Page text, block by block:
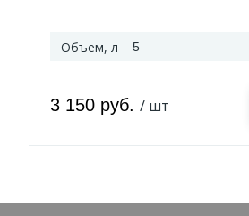
Объем, л 5
3 150 руб. / шт